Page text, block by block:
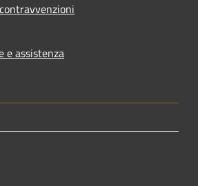
e assistenza